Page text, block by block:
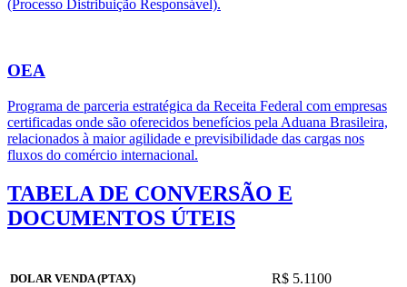
(Processo Distribuição Responsável).
OEA
Programa de parceria estratégica da Receita Federal com empresas
certificadas onde são oferecidos benefícios pela Aduana Brasileira,
relacionados à maior agilidade e previsibilidade das cargas nos
fluxos do comércio internacional.
TABELA DE CONVERSÃO E
DOCUMENTOS ÚTEIS
DOLAR VENDA (PTAX) R$ 5.1100